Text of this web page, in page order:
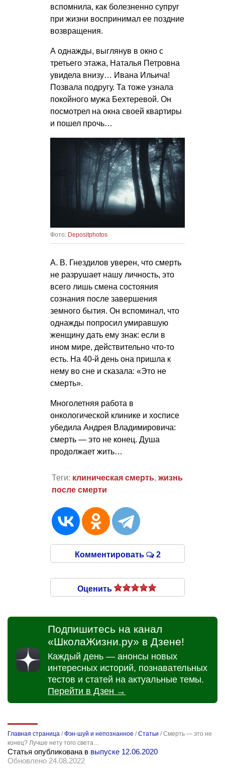
вспомнила, как болезненно супруг
при жизни воспринимал ее поздние
возвращения.
А однажды, выглянув в окно с
третьего этажа, Наталья Петровна
увидела внизу… Ивана Ильича!
Позвала подругу. Та тоже узнала
покойного мужа Бехтеревой. Он
посмотрел на окна своей квартиры
и пошел прочь…
Фото: Depositphotos
А. В. Гнездилов уверен, что смерть
не разрушает нашу личность, это
всего лишь смена состояния
сознания после завершения
земного бытия. Он вспоминал, что
однажды попросил умиравшую
женщину дать ему знак: если в
ином мире, действительно что-то
есть. На 40-й день она пришла к
нему во сне и сказала: «Это не
смерть».
Многолетняя работа в
онкологической клинике и хосписе
убедила Андрея Владимировича:
смерть — это не конец. Душа
продолжает жить…
Теги: клиническая смерть, жизнь
после смерти
Комментировать 2
Оценить
Подпишитесь на канал
«ШколаЖизни.ру» в Дзене!
Каждый день — анонсы новых
интересных историй, познавательных
тестов и статей на актуальные темы.
Перейти в Дзен →
Главная страница /Фэн-шуй и непознанное /Статьи /Смерть — это не
конец? Лучше нету того света…
Статья опубликована в выпуске 12.06.2020
Обновлено 24.08.2022